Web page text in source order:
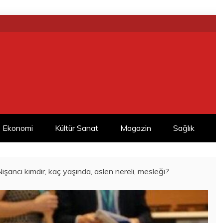
Ekonomi Kültür Sanat Magazin Sağlık
kimdir, kaç yaşında, aslen nereli, mesleği?